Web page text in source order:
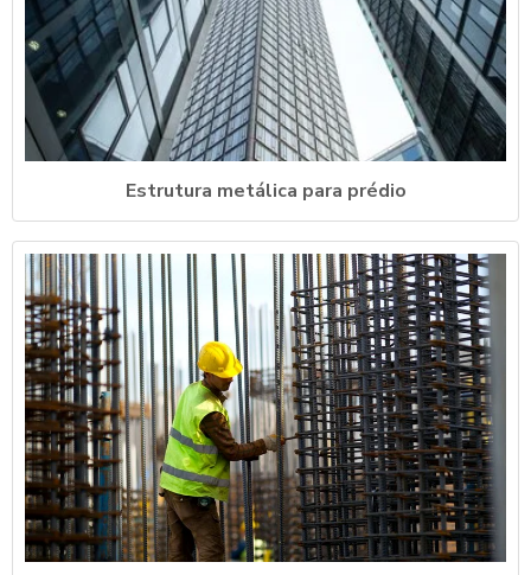
Estrutura metálica para prédio